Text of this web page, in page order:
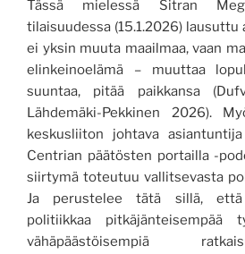
Tässä mielessä Sitran
tilaisuudessa (15.1.2026)
ei yksin muuta maailmaa, vaan
elinkeinoelämä – muuttaa
suuntaa, pitää paikkansa
Lähdemäki-Pekkinen 2026).
keskusliiton johtava
Centrian päätösten portailla -
siirtymä toteutuu vallitsevasta
Ja perustelee tätä sillä,
politiikkaa
vähäpäästöisempiä